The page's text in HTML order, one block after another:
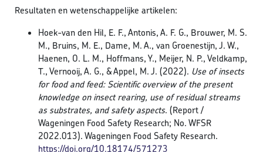
Resultaten en wetenschappelijke artikelen:
Hoek-van den Hil, E. F., Antonis, A. F. G., Brouwer, M. S.
M., Bruins, M. E., Dame, M. A., van Groenestijn, J. W.,
Haenen, O. L. M., Hoffmans, Y., Meijer, N. P., Veldkamp,
T., Vernooij, A. G., & Appel, M. J. (2022). Use of insects
for food and feed: Scientific overview of the present
knowledge on insect rearing, use of residual streams
as substrates, and safety aspects. (Report /
Wageningen Food Safety Research; No. WFSR
2022.013). Wageningen Food Safety Research.
https://doi.org/10.18174/571273